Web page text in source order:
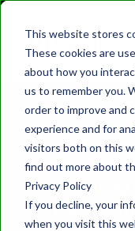
This website stores
These cookies are
about how you
us to remember you.
order to improve and
experience and for
visitors both on this
find out more about
Privacy Policy
If you decline, your
when you visit this